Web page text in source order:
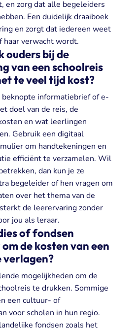
en zorg dat alle begeleiders
Een duidelijk draaiboek
en zorgt dat iedereen weet
haar verwacht wordt.
ouders bij de
van een schoolreis
te veel tijd kost?
informatiebrief of e-
doel van de reis, de
en wat leerlingen
Gebruik een digitaal
om handtekeningen en
efficiënt te verzamelen. Wil
dan kun je ze
begeleider of hen vragen om
over het thema van de
de leerervaring zonder
jou als leraar.
of fondsen
de kosten van een
verlagen?
mogelijkheden om de
te drukken. Sommige
een cultuur- of
voor scholen in hun regio.
fondsen zoals het